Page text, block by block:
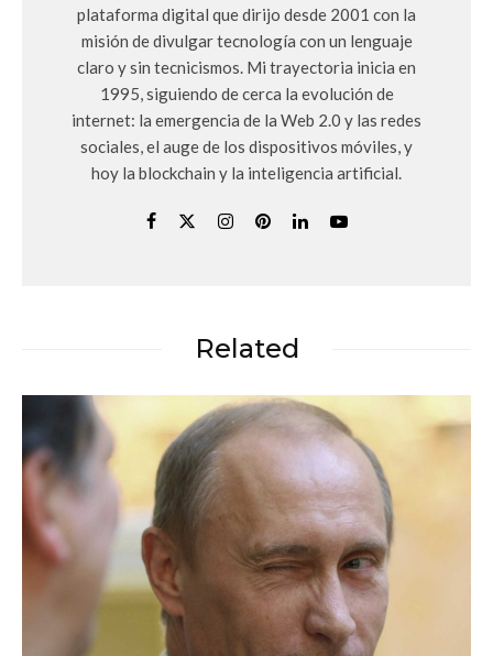
plataforma digital que dirijo desde 2001 con la
misión de divulgar tecnología con un lenguaje
claro y sin tecnicismos. Mi trayectoria inicia en
1995, siguiendo de cerca la evolución de
internet: la emergencia de la Web 2.0 y las redes
sociales, el auge de los dispositivos móviles, y
hoy la blockchain y la inteligencia artificial.
Related